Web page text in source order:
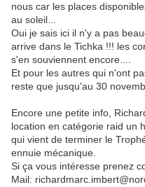
nous car les places
au soleil...
Oui je sais ici il n'y a pas
arrive dans le Tichka !!! les
s'en souviennent encore....
Et pour les autres qui n'ont
reste que jusqu'au 30
Encore une petite info,
location en catégorie raid un
qui vient de terminer le
ennuie mécanique.
Si ça vous intéresse prenez
Mail: